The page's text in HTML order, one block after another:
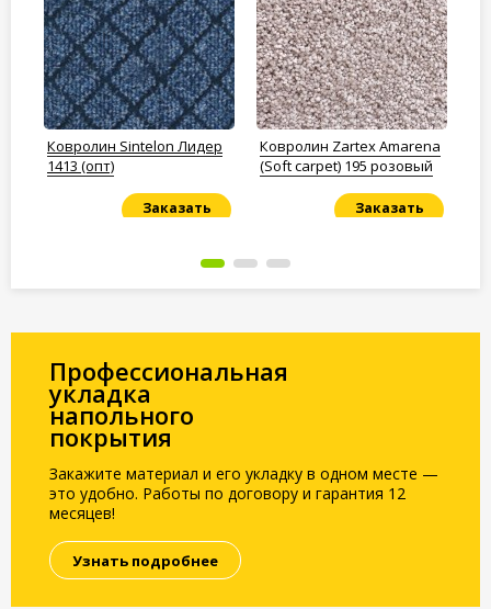
Ковролин Sintelon Лидер
1413 (опт)
Заказать
Ковролин Zartex Amarena
(Soft carpet) 195 розовый
Заказать
Профессиональная
укладка
напольного
покрытия
Закажите материал и его укладку в одном месте —
это удобно. Работы по договору и гарантия 12
месяцев!
Узнать подробнее